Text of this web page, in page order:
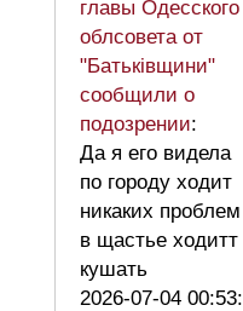
главы Одесского
облсовета от
"Батьківщини"
сообщили о
подозрении:
Да я его видела
по городу ходит
никаких проблем
в щастье ходитт
кушать
2026-07-04